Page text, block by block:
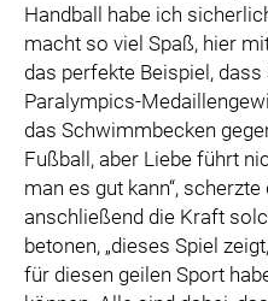
Handball habe ich
macht so viel Spaß, hier
das perfekte Beispiel, dass
Paralympics-
das Schwimmbecken
Fußball, aber Liebe führt
man es gut kann“,
anschließend die Kraft
betonen, „dieses Spiel
für diesen geilen Sport